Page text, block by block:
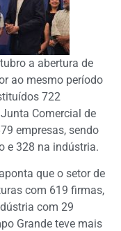
a abertura de
ao mesmo período
722
Comercial de
empresas, sendo
e 328 na indústria.
que o setor de
com 619 firmas,
com 29
Grande teve mais